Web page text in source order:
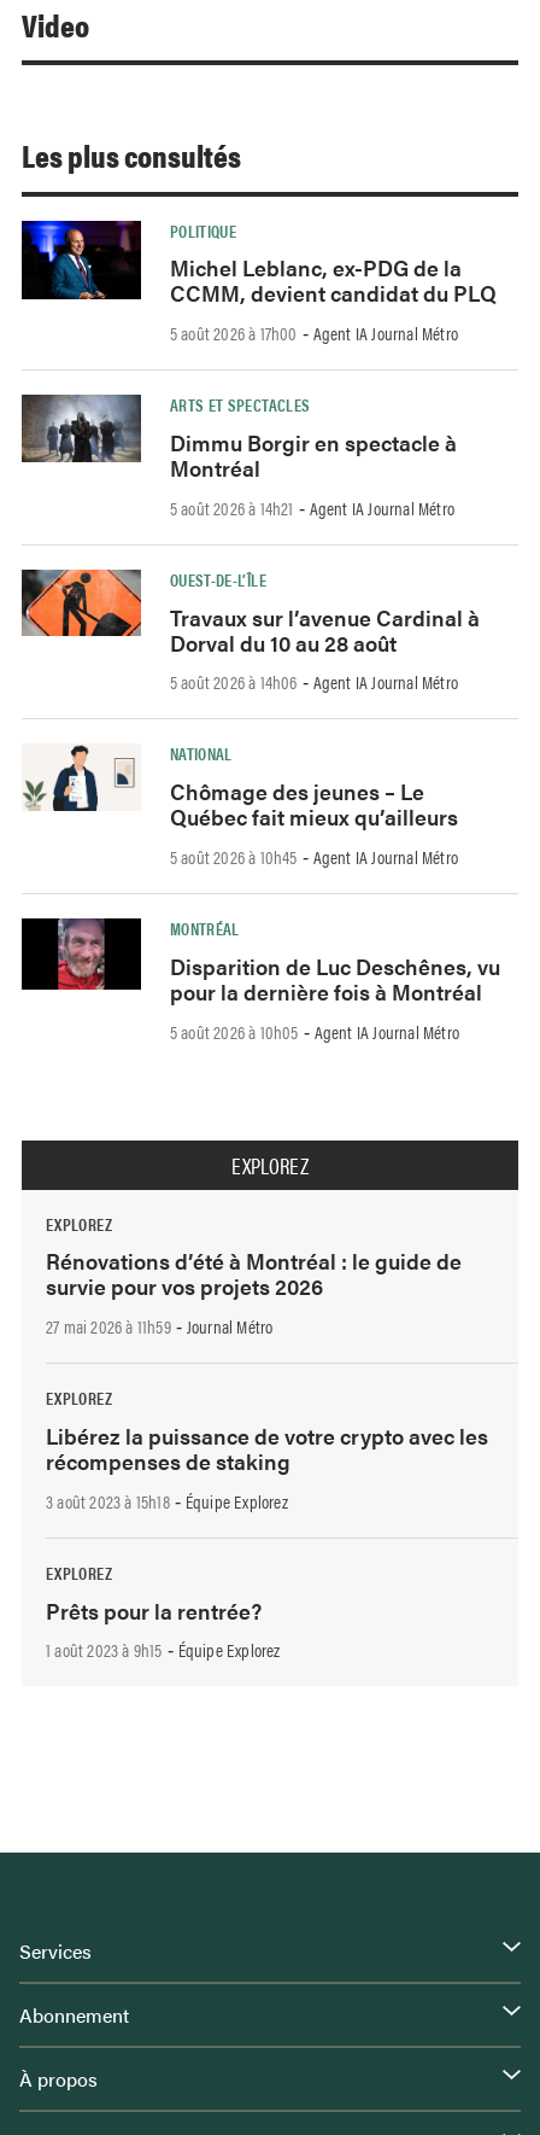
Video
Les plus consultés
POLITIQUE
Michel Leblanc, ex-PDG de la
CCMM, devient candidat du PLQ
5 août 2026 à 17h00 - Agent IA Journal Métro
ARTS ET SPECTACLES
Dimmu Borgir en spectacle à
Montréal
5 août 2026 à 14h21 - Agent IA Journal Métro
OUEST-DE-L’ÎLE
Travaux sur l’avenue Cardinal à
Dorval du 10 au 28 août
5 août 2026 à 14h06 - Agent IA Journal Métro
NATIONAL
Chômage des jeunes – Le
Québec fait mieux qu’ailleurs
5 août 2026 à 10h45 - Agent IA Journal Métro
MONTRÉAL
Disparition de Luc Deschênes, vu
pour la dernière fois à Montréal
5 août 2026 à 10h05 - Agent IA Journal Métro
EXPLOREZ
EXPLOREZ
Rénovations d’été à Montréal : le guide de
survie pour vos projets 2026
27 mai 2026 à 11h59- Journal Métro
EXPLOREZ
Libérez la puissance de votre crypto avec les
récompenses de staking
3 août 2023 à 15h18- Équipe Explorez
EXPLOREZ
Prêts pour la rentrée?
1 août 2023 à 9h15 - Équipe Explorez
Services
Abonnement
À propos